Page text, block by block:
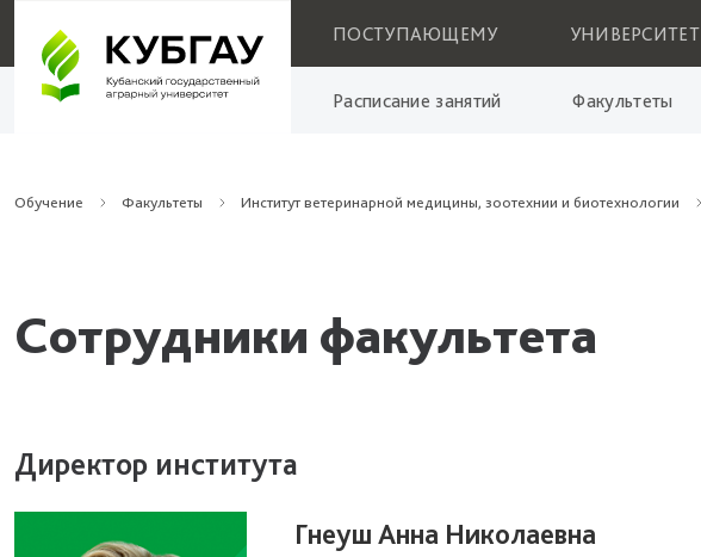
ПОСТУПАЮЩЕМУ УНИВЕРСИТЕТ
Расписание занятий Факультеты
Обучение Факультеты Институт ветеринарной медицины, зоотехнии и биотехнологии
Сотрудники факультета
Директор института
Гнеуш Анна Николаевна